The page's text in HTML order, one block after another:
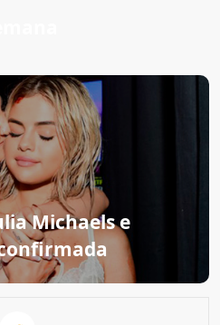
Michaels e